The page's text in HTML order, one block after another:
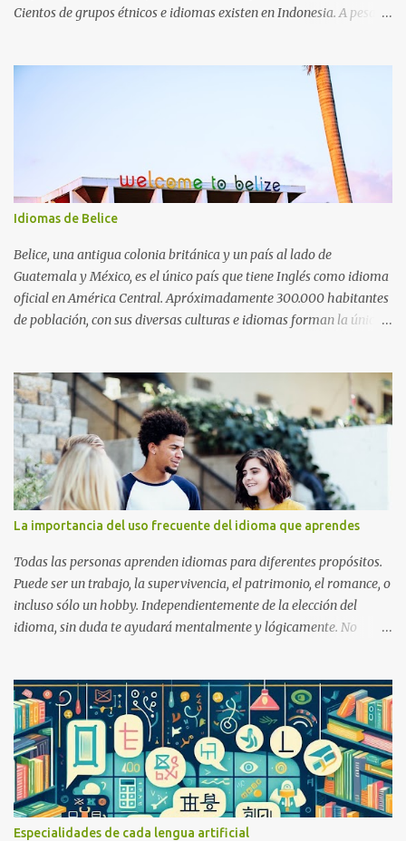
Cientos de grupos étnicos e idiomas existen en Indonesia. A pesar
introducido durante la colonización por los europeos.
Idiomas de Belice
Belice, una antigua colonia británica y un país al lado de
Guatemala y México, es el único país que tiene Inglés como idioma
oficial en América Central. Apróximadamente 300.000 habitantes
de población, con sus diversas culturas e idiomas forman la única
(idioma oficial). Por lo tanto, el bilingüismo es una situación
común para el beliceño.
La importancia del uso frecuente del idioma que aprendes
Todas las personas aprenden idiomas para diferentes propósitos.
Puede ser un trabajo, la supervivencia, el patrimonio, el romance, o
incluso sólo un hobby. Independientemente de la elección del
idioma, sin duda te ayudará mentalmente y lógicamente. No
prácticas.
Especialidades de cada lengua artificial